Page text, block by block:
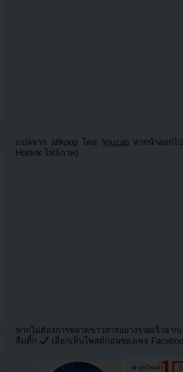
แปลจาก allkpop โดย Youzabหากนำออกไ
Hotlink ไฟล์ภาพ)
หากไม่ต้องการพลาดข่าวสารอย่างรวดเร็วจ
ลืมติ๊ก
เลือกเห็นโพสต์ก่อนของเพจ